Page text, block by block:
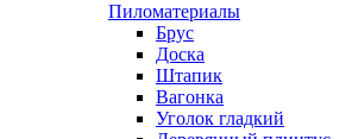
Пиломатериалы
Брус
Доска
Штапик
Вагонка
Уголок гладкий